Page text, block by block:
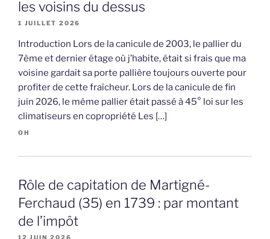
les voisins du dessus
1 JUILLET 2026
Introduction Lors de la canicule de 2003, le pallier du
7ème et dernier étage où j’habite, était si frais que ma
voisine gardait sa porte pallière toujours ouverte pour
profiter de cette fraîcheur. Lors de la canicule de fin
juin 2026, le même pallier était passé à 45° loi sur les
climatiseurs en copropriété Les […]
OH
Rôle de capitation de Martigné-
Ferchaud (35) en 1739 : par montant
de l’impôt
12 JUIN 2026